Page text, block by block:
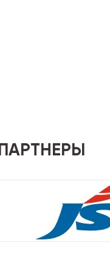
ПАРТНЕРЫ